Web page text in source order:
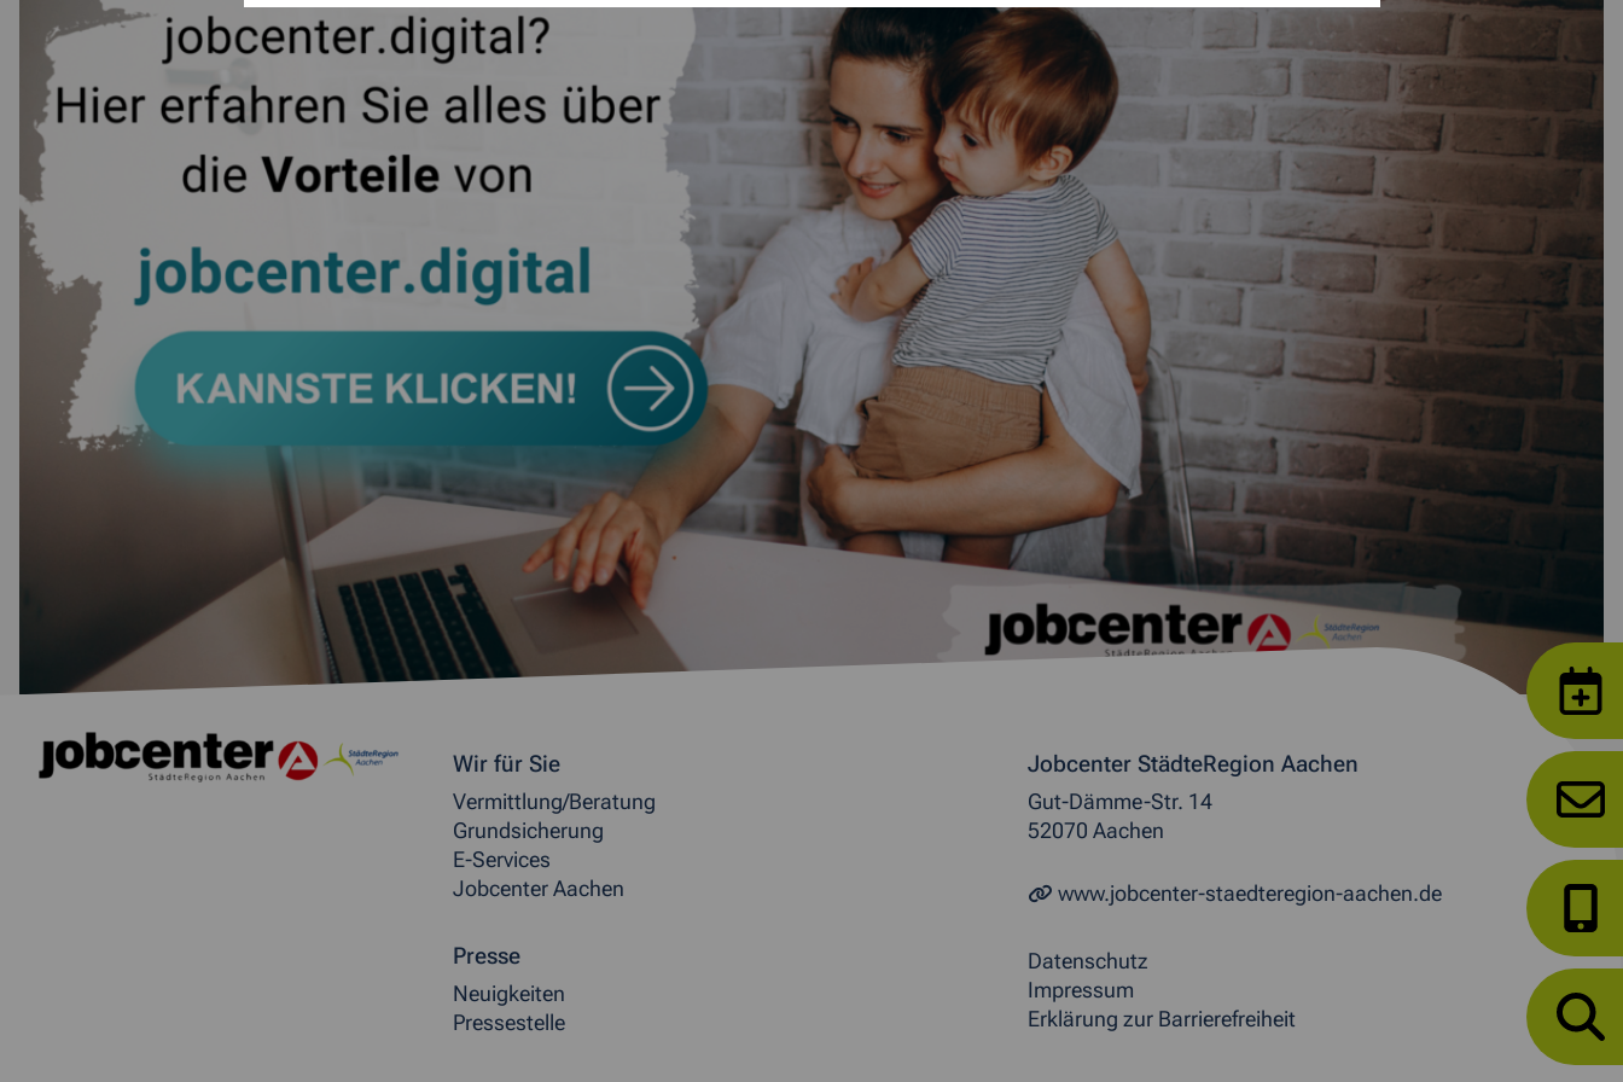
Weitere allgemeine Informationen
Wir für Sie
Vermittlung/Beratung
Grundsicherung
E-Services
Jobcenter Aachen
Presse
Neuigkeiten
Pressestelle
Jobcenter StädteRegion Aachen
Gut-Dämme-Str. 14
52070 Aachen
www.jobcenter-staedteregion-aachen.de
Datenschutz
Impressum
Erklärung zur Barrierefreiheit